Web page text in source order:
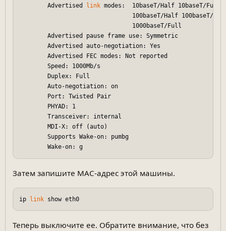
        Advertised
link modes:  10baseT/Half 10baseT/Full
100baseT/Half 100baseT/
                                1000baseT/Full
        Advertised pause frame use: Symmetric
        Advertised auto-negotiation: Yes
        Advertised FEC modes: Not reported
        Speed: 1000Mb/s
        Duplex: Full
        Auto-negotiation: on
        Port: Twisted Pair
        PHYAD: 1
        Transceiver: internal
        MDI-X: off (auto)
        Supports Wake-on: pumbg
Затем запишите MAC-адрес этой машины.
ip link
Теперь выключите ее. Обратите внимание, что без